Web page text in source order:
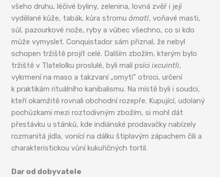
všeho druhu, léčivé byliny, zelenina, lovná zvěř i její
vydělané kůže, tabák, kůra stromuámatl, voňavé masti,
sůl, pazourkové nože, ryby a vůbec všechno, co si kdo
může vymyslet. Conquistador sám přiznal, že nebyl
schopen tržiště projít celé. Dalším zbožím, kterým bylo
tržiště v Tlatelolku proslulé, byli malí psíciixcuintli,
vykrmení na maso a takzvaní „omytí“ otroci, určení
k praktikám rituálního kanibalismu. Na místě byli i soudci,
kteří okamžitě rovnali obchodní rozepře. Kupující, udolaný
pochůzkami mezi roztodivným zbožím, si mohl dát
přestávku u stánků, kde indiánské prodavačky nabízely
rozmanitá jídla, vonící na dálku štiplavým zápachem čili a
charakteristickou vůní kukuřičných tortil.
Dar od dobyvatele